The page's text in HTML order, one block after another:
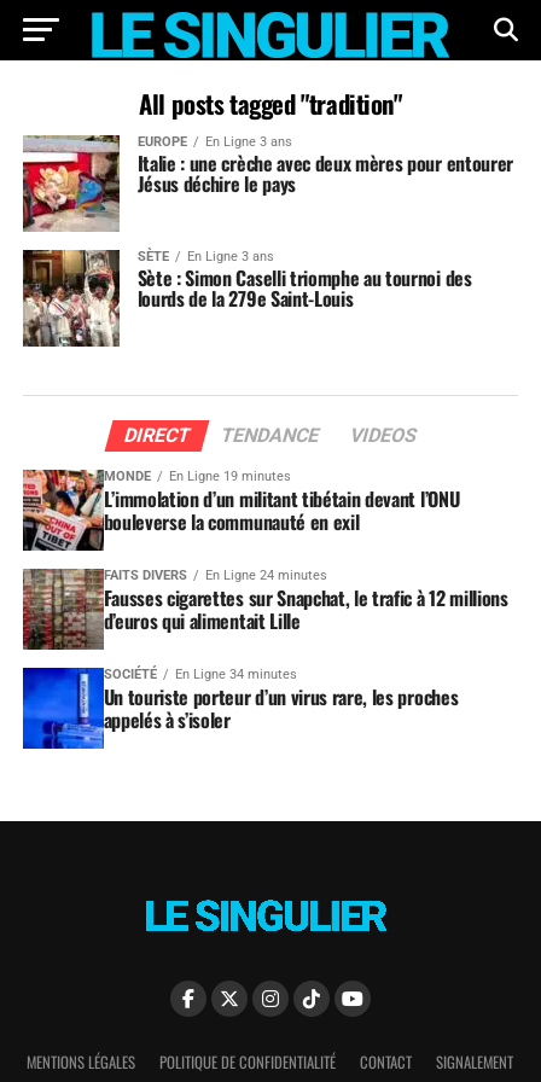
All posts tagged "tradition"
EUROPE En Ligne 3 ans
Italie : une crèche avec deux mères pour entourer
Jésus déchire le pays
SÈTE En Ligne 3 ans
Sète : Simon Caselli triomphe au tournoi des
lourds de la 279e Saint-Louis
DIRECT TENDANCE VIDEOS
MONDE En Ligne 19 minutes
L’immolation d’un militant tibétain devant l’ONU
bouleverse la communauté en exil
FAITS DIVERS En Ligne 24 minutes
Fausses cigarettes sur Snapchat, le trafic à 12 millions
d’euros qui alimentait Lille
SOCIÉTÉ En Ligne 34 minutes
Un touriste porteur d’un virus rare, les proches
appelés à s’isoler
MENTIONS LÉGALES POLITIQUE DE CONFIDENTIALITÉ CONTACT SIGNALEMENT